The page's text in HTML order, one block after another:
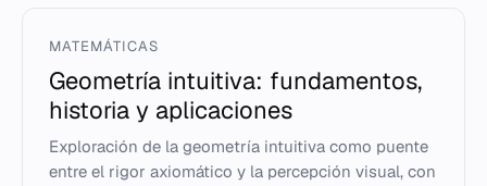
MATEMÁTICAS
Geometría intuitiva: fundamentos,
historia y aplicaciones
Exploración de la geometría intuitiva como puente
entre el rigor axiomático y la percepción visual, con